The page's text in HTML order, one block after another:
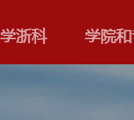
走进浙科